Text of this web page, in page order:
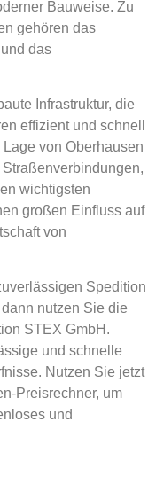
Bauweise. Zu
gehören das
das
Infrastruktur, die
effizient und schnell
von Oberhausen
wichtigsten
großen Einfluss auf
von
Spedition
nutzen Sie die
STEX GmbH.
und schnelle
Nutzen Sie jetzt
Preisrechner, um
und